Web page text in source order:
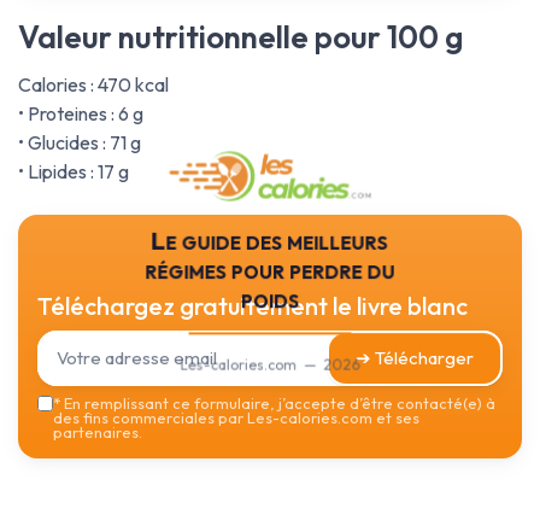
Valeur nutritionnelle pour 100 g
Calories : 470 kcal
• Proteines : 6 g
• Glucides : 71 g
• Lipides : 17 g
Le guide des meilleurs
régimes pour perdre du
poids
Les-calories.com — 2026
Téléchargez gratuitement le livre blanc
➔ Télécharger
*En remplissant ce formulaire, j’accepte d’être contacté(e) à
des fins commerciales par Les-calories.com et ses
partenaires.